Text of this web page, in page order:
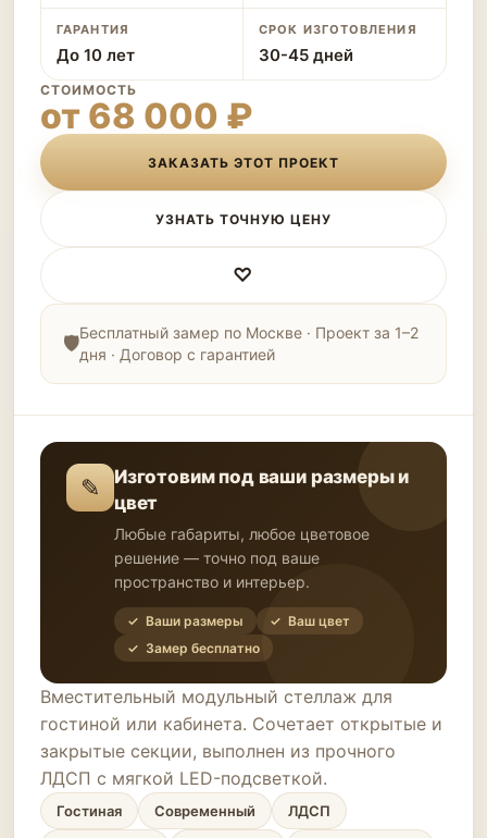
ГАРАНТИЯ
До 10 лет
СРОК ИЗГОТОВЛЕНИЯ
30-45 дней
СТОИМОСТЬ
от 68 000 ₽
ЗАКАЗАТЬ ЭТОТ ПРОЕКТ
УЗНАТЬ ТОЧНУЮ ЦЕНУ
♡
Бесплатный замер по Москве · Проект за 1–2
дня · Договор с гарантией
✎
Изготовим под ваши размеры и
цвет
Любые габариты, любое цветовое
решение — точно под ваше
пространство и интерьер.
✓ Ваши размеры
✓ Ваш цвет
✓ Замер бесплатно
Вместительный модульный стеллаж для
гостиной или кабинета. Сочетает открытые и
закрытые секции, выполнен из прочного
ЛДСП с мягкой LED-подсветкой.
Гостиная Современный ЛДСП